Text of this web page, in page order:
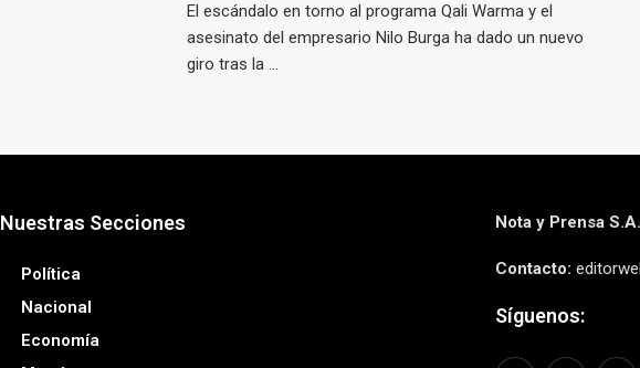
El escándalo en torno al programa Qali Warma y el
asesinato del empresario Nilo Burga ha dado un nuevo
giro tras la ...
Nuestras Secciones
Política
Nacional
Economía
Nota y Prensa
Contacto:
Síguenos: